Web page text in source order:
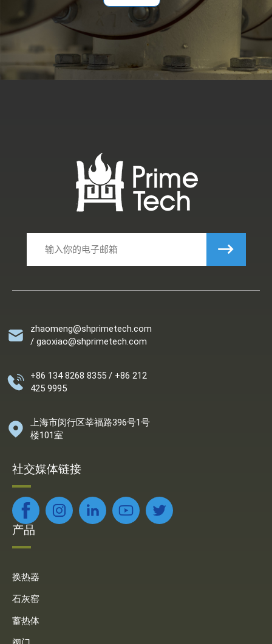
zhaomeng@shprimetech.com
/ gaoxiao@shprimetech.com
+86 134 8268 8355 / +86 212
425 9995
上海市闵行区莘福路396号1号
楼101室
社交媒体链接
产品
换热器
石灰窑
蓄热体